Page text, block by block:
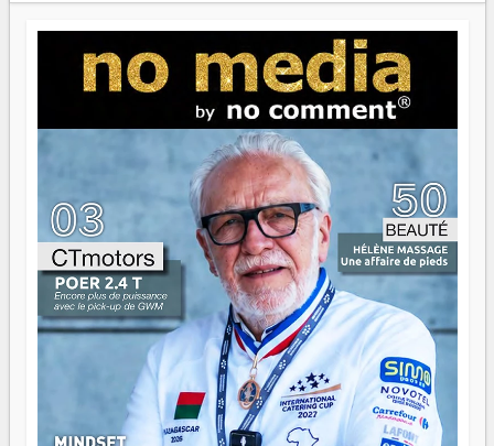
jeunes qui tiennent la torche. Alors oui, on pourrait
s'arrêter là, applaudir et rentrer chez soi satisfait. Mais ce
serait passer à côté d'une chose essentielle. La fougue, ça
brûle fort — et parfois, ça brûle vite. Une flamme sans
direction peut éclairer autant qu'elle peut consumer. C'est
là que les aînés entrent en scène — pas pour reprendre le
gouvernail, mais pour montrer où sont les récifs. Les jeunes
ont la force, les vieux ont l'expérience, comme on dit. Ce
n'est pas un combat de générations — c'est une question
d'équipage. Partagez vos réussites, mais aussi vos échecs.
Surtout vos échecs, d'ailleurs — ils enseignent mieux que
n'importe quel manuel. À Madagascar, la barque avance.
Il faut juste s'assurer que tout le monde rame dans le
même sens.